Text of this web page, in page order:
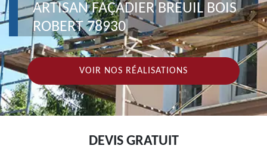
ARTISAN FAÇADIER BREUIL BOIS
ROBERT 78930
VOIR NOS RÉALISATIONS
DEVIS GRATUIT